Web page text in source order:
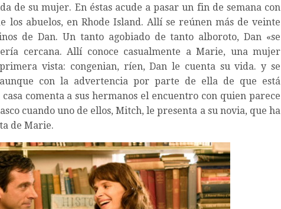
de su mujer. En éstas acude a pasar un fin de semana con
los abuelos, en Rhode Island. Allí se reúnen más de veinte
de Dan. Un tanto agobiado de tanto alboroto, Dan «se
cercana. Allí conoce casualmente a Marie, una mujer
vista: congenian, ríen, Dan le cuenta su vida. y se
con la advertencia por parte de ella de que está
comenta a sus hermanos el encuentro con quien parece
cuando uno de ellos, Mitch, le presenta a su novia, que ha
de Marie.